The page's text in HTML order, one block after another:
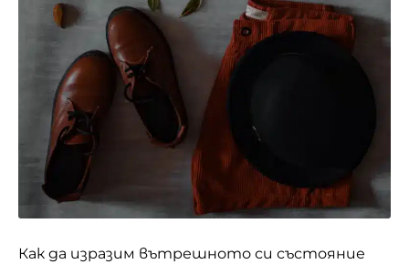
Как да изразим вътрешното си състояние